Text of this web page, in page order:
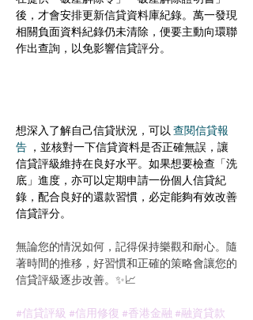
後，才會安排更新信貸資料庫紀錄。萬一發現
相關負面資料紀錄仍未清除，便要主動向環聯
作出查詢，以免影響信貸評分。
想深入了解自己信貸狀況，可以 查閱信貸報
告
，並核對一下信貸資料是否正確無誤，讓
信貸評級維持在良好水平。如果想要檢查「洗
底」進度，亦可以定期申請一份個人信貸紀
錄，配合良好的還款習慣，必定能夠有效改善
信貸評分。
無論您的情況如何，記得保持樂觀和耐心。隨
著時間的推移，好習慣和正確的策略會讓您的
信貸評級逐步改善。✨📈
#信貸評級 #信用修復 #香港金融 #融資貸款